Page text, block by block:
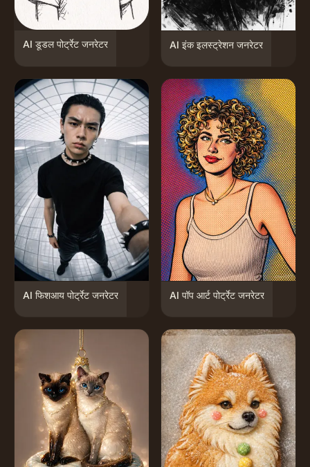
AI डूडल पोर्ट्रेट जनरेटर AI इंक इलस्ट्रेशन जनरेटर
AI फिशआय पोर्ट्रेट जनरेटर AI पॉप आर्ट पोर्ट्रेट जनरेटर